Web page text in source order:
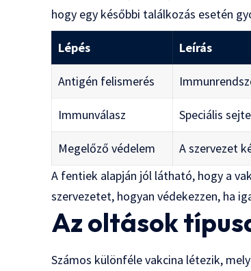
hogy egy későbbi találkozás esetén
Lépés Leírás
Antigén felismerés
Immunválasz Speciális
Megelőző védelem
A szervezet
A fentiek alapján jól látható, hogy a
szervezetet, hogyan védekezzen, ha
Az oltások
Számos különféle vakcina létezik,